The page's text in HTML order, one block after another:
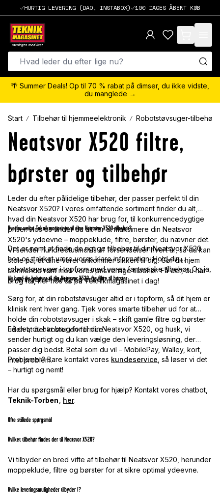
HURTIG LEVERING (DAO, INSTABOX) 100 DAGES ÅBENT KØB
items in cart,
🌴 Summer Deals! Op til 70 % rabat på dimser, du ikke vidste,
du manglede →
Start Tilbehør til hjemmeelektronik Robotstøvsuger-tilbehør
Neatsvor X520 filtre,
børster og tilbehør
Leder du efter pålidelige tilbehør, der passer perfekt til din
Neatsvor X520? I vores omfattende sortiment finder du alt,
hvad din Neatsvor X520 har brug for, til konkurrencedygtige
priser. Hos os finder du alt for at maksimere din Neatsvor
X520's ydeevne – moppeklude, filtre, børster, du nævner det.
Vi sender hundredtusindvis af forsendelser hvert år, så du kan
stole på, at dine varer ankommer sikkert til dig. Gør dit hjem
skinnende rent med vores prisvenlige tilbehør. Få det, du har
brug for, her hos os på Teknikmagasinet i dag!
Hvorfor vælge Teknikmagasinet til dine Neatsvor X520-tilbehør?
Det er nemt at finde de rigtige tilbehør til din Neatsvor X520
hos os, takket være vores klare information. Hold din
robotstøvsuger i topform med vores fantastiske tilbehør. Og ja,
leveringen er hurtig og enkel!
Alt hvad du behøver til din Neatsvor X520, fra filtre til børster
Sørg for, at din robotstøvsuger altid er i topform, så dit hjem er
klinisk rent hver gang. Tjek vores smarte tilbehør ud for at
holde din robotstøvsuger i skak – skift gamle filtre og børster
uden at det koster en formue.
Få det, du har brug for til din Neatsvor X520, og husk, vi
sender hurtigt og du kan vælge den leveringsløsning, der
passer dig bedst. Betal som du vil – MobilePay, Walley, kort,
intet problem.
Problemer? Bare kontakt vores kundeservice , så løser vi det
– hurtigt og nemt!
Har du spørgsmål eller brug for hjælp? Kontakt vores chatbot,
Teknik-Torben
her.
Ofte stillede spørgsmål
Hvilket tilbehør findes der til Neatsvor X520?
Vi tilbyder en bred vifte af tilbehør til Neatsvor X520, herunder
moppeklude, filtre og børster for at sikre optimal ydeevne.
Hvilke leveringsmuligheder tilbyder I?